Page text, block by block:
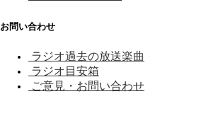
お問い合わせ
ラジオ過去の放送楽曲
ラジオ目安箱
ご意見・お問い合わせ